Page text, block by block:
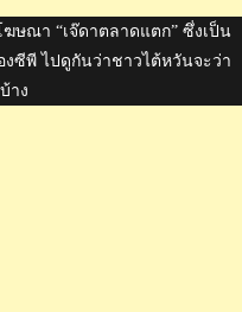
ษณา “เจ๊ดาตลาดแตก” ซึ่งเป็น
ซีพี ไปดูกันว่าชาวไต้หวันจะว่า
าง